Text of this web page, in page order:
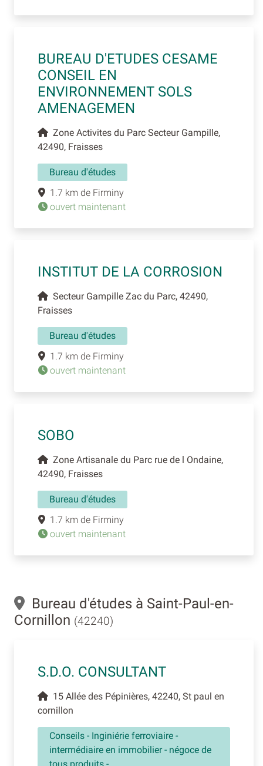
BUREAU D'ETUDES CESAME
CONSEIL EN
ENVIRONNEMENT SOLS
AMENAGEMEN
Zone Activites du Parc Secteur Gampille,
42490, Fraisses
Bureau d'études
1.7 km de Firminy
ouvert maintenant
INSTITUT DE LA CORROSION
Secteur Gampille Zac du Parc, 42490,
Fraisses
Bureau d'études
1.7 km de Firminy
ouvert maintenant
SOBO
Zone Artisanale du Parc rue de l Ondaine,
42490, Fraisses
Bureau d'études
1.7 km de Firminy
ouvert maintenant
Bureau d'études à Saint-Paul-en-
Cornillon (42240)
S.D.O. CONSULTANT
15 Allée des Pépinières, 42240, St paul en
cornillon
Conseils - Inginiérie ferroviaire -
intermédiaire en immobilier - négoce de